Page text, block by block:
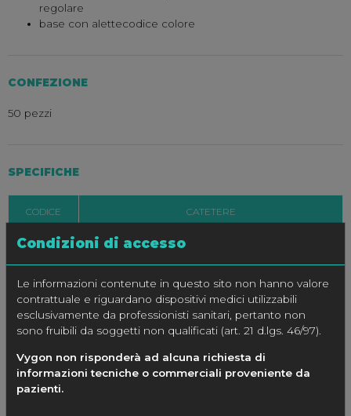
Condizioni di accesso
Le informazioni contenute in questo sito non hanno valore
contrattuale e riguardano dispositivi medici utilizzabili
esclusivamente da professionisti sanitari, pertanto non
sono fruibili da soggetti non qualificati (art. 21 d.lgs. 46/97).
Vygon non risponderà ad alcuna richiesta di
informazioni tecniche o commerciali proveniente da
pazienti.
regolare
base con alettecodice colore
CONFEZIONE
50 pezzi
SPECIFICHE
CODICE CATETERE
Ø Int. – Est.
Ø
121.06 0.4 – 0.7 24 18 18
121.08 0.5 – 0.8 22 28 24
121.16 1.2 – 1.6 16 52
121.21